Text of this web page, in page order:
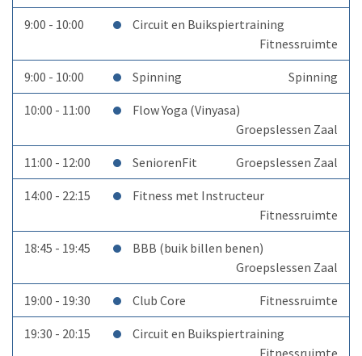
9:00 - 10:00
Circuit en Buikspiertraining
Fitnessruimte
9:00 - 10:00 Spinning Spinning
10:00 - 11:00
Flow Yoga (Vinyasa)
Groepslessen Zaal
11:00 - 12:00 SeniorenFit Groepslessen Zaal
14:00 - 22:15
Fitness met Instructeur
Fitnessruimte
18:45 - 19:45
BBB (buik billen benen)
Groepslessen Zaal
19:00 - 19:30 Club Core Fitnessruimte
19:30 - 20:15
Circuit en Buikspiertraining
Fitnessruimte